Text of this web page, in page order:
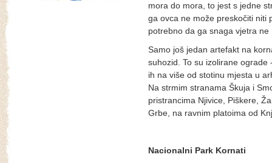
mora do mora, to jest s jedne
ga ovca ne može preskočiti niti
potrebno da ga snaga vjetra
Samo još jedan artefakt na
suhozid. To su izolirane
ih na više od stotinu mjesta u
Na strmim stranama Škuja i
pristrancima Njivice, Piškere,
Grbe, na ravnim platoima od
Nacionalni Park Kornati